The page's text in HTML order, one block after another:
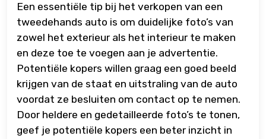
Een essentiële tip bij het verkopen van een
tweedehands auto is om duidelijke foto’s van
zowel het exterieur als het interieur te maken
en deze toe te voegen aan je advertentie.
Potentiële kopers willen graag een goed beeld
krijgen van de staat en uitstraling van de auto
voordat ze besluiten om contact op te nemen.
Door heldere en gedetailleerde foto’s te tonen,
geef je potentiële kopers een beter inzicht in